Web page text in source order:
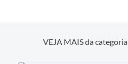
VEJA MAIS da categoria